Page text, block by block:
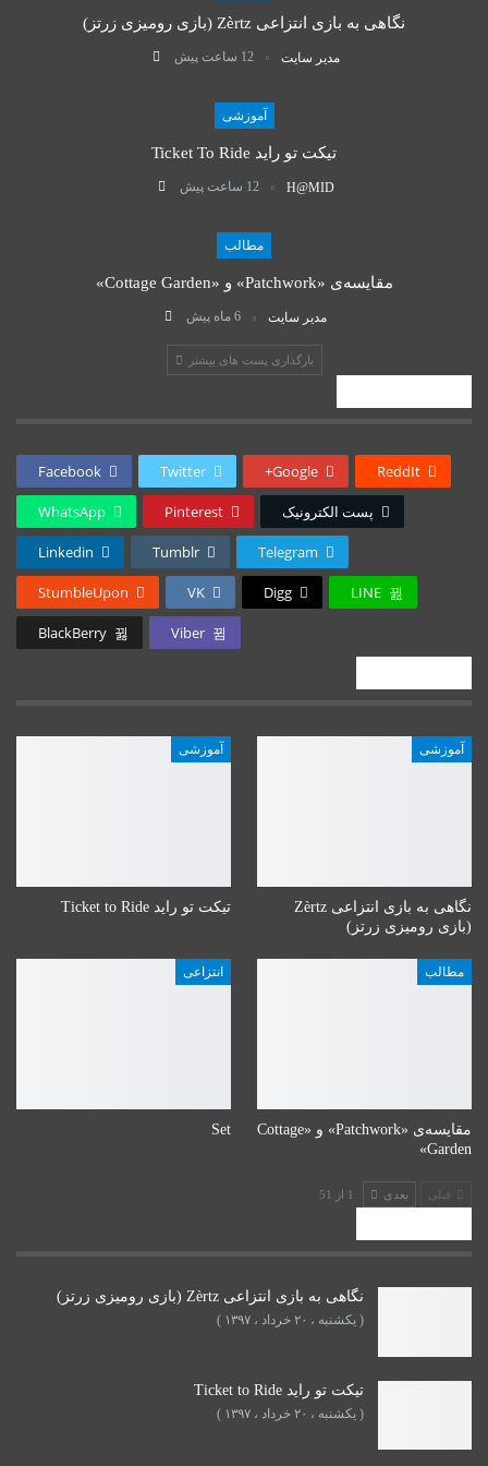
نگاهی به بازی انتزاعی Zèrtz (بازی رومیزی زرتز)
مدیر سایت 12 ساعت پیش
آموزشی
تیکت تو راید Ticket To Ride
H@MID 12 ساعت پیش
مطالب
مقایسه‌ی «Patchwork» و «Cottage Garden»
مدیر سایت 6 ماه پیش
بارگذاری پست های بیشتر
Facebook Twitter Google+ ReddIt
WhatsApp Pinterest پست الکترونیک
Linkedin Tumblr Telegram
StumbleUpon VK Digg LINE
BlackBerry Viber
آموزشی
نگاهی به بازی انتزاعی Zèrtz
(بازی رومیزی زرتز)
آموزشی
تیکت تو راید Ticket to Ride
مطالب
مقایسه‌ی «Patchwork» و «Cottage
Garden»
انتزاعی
Set
قبلی بعدی 1 از 51
نگاهی به بازی انتزاعی Zèrtz (بازی رومیزی زرتز)
( یکشنبه ، ۲۰ خرداد ، ۱۳۹۷ )
تیکت تو راید Ticket to Ride
( یکشنبه ، ۲۰ خرداد ، ۱۳۹۷ )